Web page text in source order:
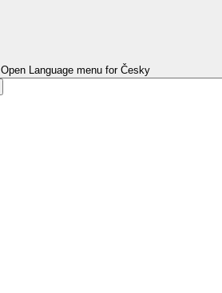
Open Language menu for Česky